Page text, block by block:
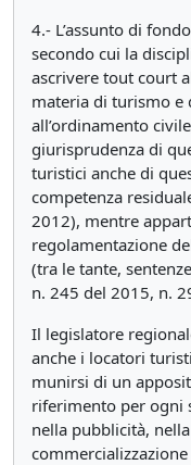
4.- L’assunto di
secondo cui la
ascrivere tout court
materia di turismo e
all’ordinamento
giurisprudenza di
turistici anche di
competenza
2012), mentre
regolamentazione
(tra le tante,
n. 245 del 2015, n.
Il legislatore
anche i locatori
munirsi di un
riferimento per ogni
nella pubblicità,